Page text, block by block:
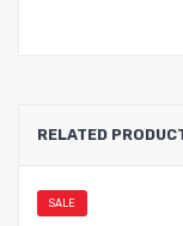
RELATED
SALE